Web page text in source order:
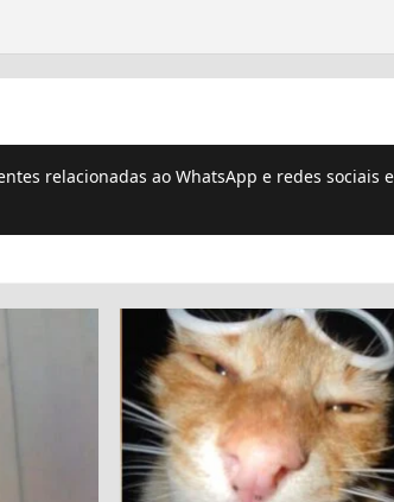
relacionadas ao WhatsApp e redes sociais e